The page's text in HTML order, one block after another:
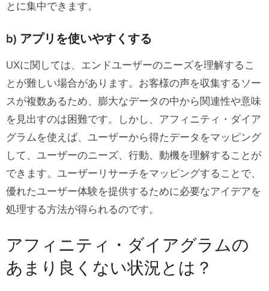
とに集中できます。
b) アプリを使いやすくする
UXに関しては、エンドユーザーのニーズを理解するこ
とが難しい場合があります。お客様の声を収集するソー
スが複数あるため、膨大なデータの中から関連性や意味
を見出すのは困難です。しかし、アフィニティ・ダイア
グラムを使えば、ユーザーから得たデータをマッピング
して、ユーザーのニーズ、行動、動機を理解することが
できます。ユーザーリサーチをマッピングすることで、
優れたユーザー体験を提供するために必要なアイデアを
処理する方法が得られるのです。
アフィニティ・ダイアグラムの
あまり良くない状況とは？